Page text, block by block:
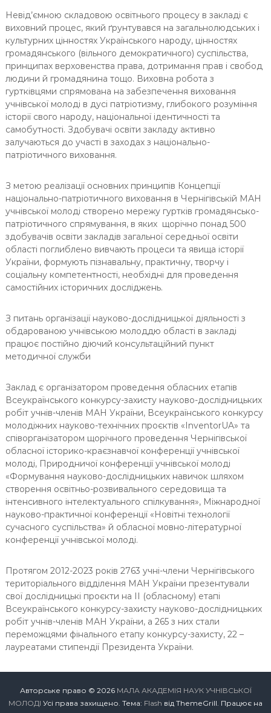
Невід’ємною складовою освітнього процесу в закладі є
виховний процес, який ґрунтувався на загальнолюдських і
культурних цінностях Українського народу, цінностях
громадянського (вільного демократичного) суспільства,
принципах верховенства права, дотримання прав і свобод
людини й громадянина тощо. Виховна робота з
гуртківцями спрямована на забезпечення виховання
учнівської молоді в дусі патріотизму, глибокого розуміння
історії свого народу, національної ідентичності та
самобутності. Здобувачі освіти закладу активно
залучаються до участі в заходах з національно-
патріотичного виховання.
З метою реалізації основних принципів Концепції
національно-патріотичного виховання в Чернігівській МАН
учнівської молоді створено мережу гуртків громадянсько-
патріотичного спрямування, в яких щорічно понад 500
здобувачів освіти закладів загальної середньої освіти
області поглиблено вивчають процеси та явища історії
України, формують пізнавальну, практичну, творчу і
соціальну компетентності, необхідні для проведення
самостійних історичних досліджень.
З питань організації науково-дослідницької діяльності з
обдарованою учнівською молоддю області в закладі
працює постійно діючий консультаційний пункт
методичної служби
Заклад є організатором проведення обласних етапів
Всеукраїнського конкурсу-захисту науково-дослідницьких
робіт учнів-членів МАН України, Всеукраїнського конкурсу
молодіжних науково-технічних проєктів «InventorUA» та
співорганізатором щорічного проведення Чернігівської
обласної історико-краєзнавчої конференції учнівської
молоді, Природничої конференції учнівської молоді
«Формування науково-дослідницьких навичок шляхом
створення освітньо-розвивального середовища та
інтенсивного інтелектуального спілкування», Міжнародної
науково-практичної конференції «Новітні технології
сучасного суспільства» й обласної мовно-літературної
конференції учнівської молоді.
Протягом 2012-2023 років 2763 учні-члени Чернігівського
територіального відділення МАН України презентували
свої дослідницькі проєкти на ІІ (обласному) етапі
Всеукраїнського конкурсу-захисту науково-дослідницьких
робіт учнів-членів МАН України, а 265 з них стали
переможцями фінального етапу конкурсу-захисту, 22 –
лауреатами стипендії Президента України.
Авторське право © 2026 МАЛА АКАДЕМІЯ НАУК УЧНІВСЬКОЇ
МОЛОДІ Усі права захищено. Тема: Flash від ThemeGrill. Працює на